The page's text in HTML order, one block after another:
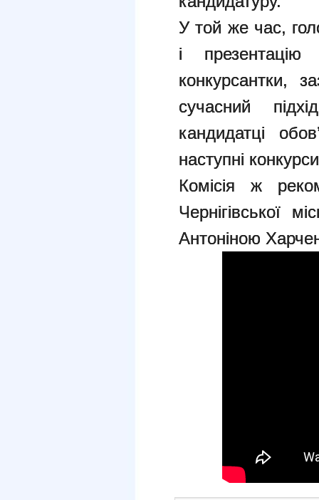
У той же час,
і
конкурсантки,
сучасний
кандидатці
наступні
Комісія ж
Чернігівської
Антоніною